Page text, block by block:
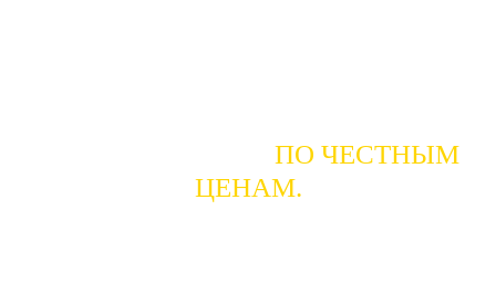
ПО ЧЕСТНЫМ
ЦЕНАМ.